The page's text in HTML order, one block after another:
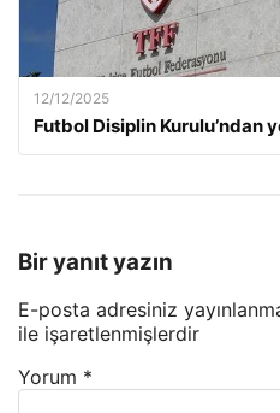
12/12/2025
Futbol Disiplin Kurulu’ndan
Bir yanıt yazın
E-posta adresiniz
ile işaretlenmişlerdir
Yorum *